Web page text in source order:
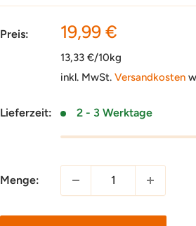
Preis: Sonderpreis
19,99 €
13,33 €/10kg
inkl. MwSt.Versandkosten
Lieferzeit: 2 - 3 Werktage
Menge: